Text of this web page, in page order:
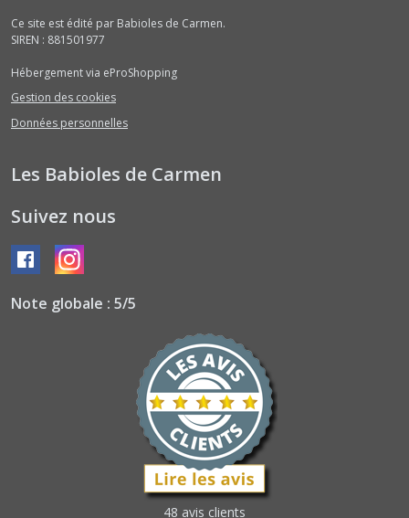
Ce site est édité par Babioles de Carmen.
SIREN : 881501977
Hébergement via eProShopping
Gestion des cookies
Données personnelles
Les Babioles de Carmen
Suivez nous
Note globale : 5/5
48 avis clients